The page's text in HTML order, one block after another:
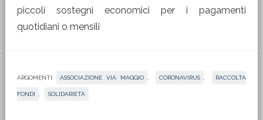
piccoli sostegni economici per i pagamenti
quotidiani o mensili
ARGOMENTI: ASSOCIAZIONE VIA MAGGIO CORONAVIRUS RACCOLTA
FONDI SOLIDARIETÀ